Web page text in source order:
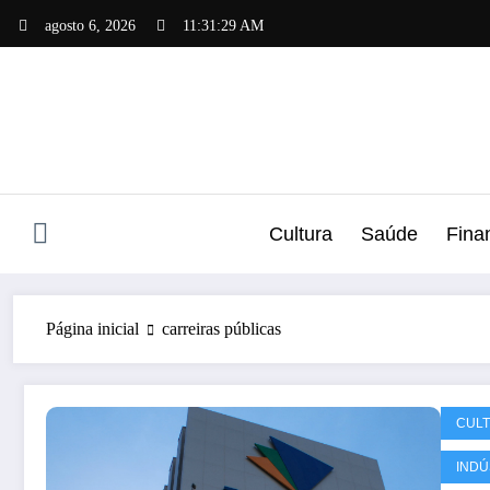
agosto 6, 2026 11:31:30 AM
Cultura Saúde
Página inicial carreiras públicas